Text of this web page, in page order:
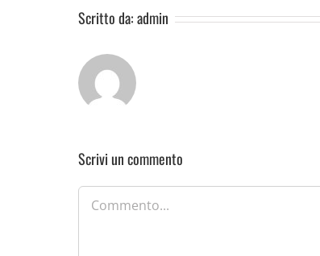
Scritto da:admin
Scrivi un commento
Commento